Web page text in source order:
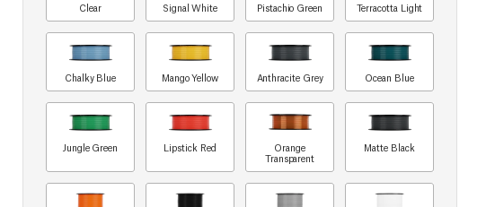
Clear Signal White Pistachio Green Terracotta Light
Chalky Blue Mango Yellow Anthracite Grey Ocean Blue
Jungle Green Lipstick Red
Orange
Transparent
Matte Black